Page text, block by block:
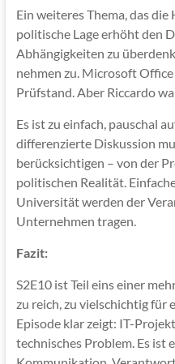
Ein weiteres Thema, das
politische Lage erhöht den
Abhängigkeiten zu
nehmen zu. Microsoft
Prüfstand. Aber Riccardo
Es ist zu einfach, pauschal
differenzierte Diskussion
berücksichtigen – von der
politischen Realität.
Universität werden der
Unternehmen tragen.
Fazit:
S2E10 ist Teil eins einer
zu reich, zu vielschichtig für
Episode klar zeigt: IT-
technisches Problem. Es ist